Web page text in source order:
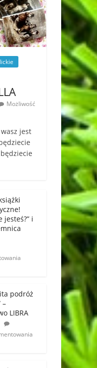
Możliwość
jest
jesteś?” i
podróż
–
LIBRA